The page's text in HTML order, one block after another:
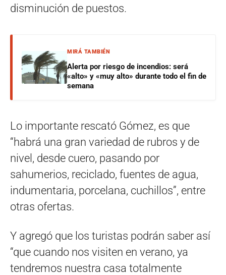
disminución de puestos.
MIRÁ TAMBIÉN
Alerta por riesgo de incendios: será
«alto» y «muy alto» durante todo el fin de
semana
Lo importante rescató Gómez, es que
“habrá una gran variedad de rubros y de
nivel, desde cuero, pasando por
sahumerios, reciclado, fuentes de agua,
indumentaria, porcelana, cuchillos”, entre
otras ofertas.
Y agregó que los turistas podrán saber así
“que cuando nos visiten en verano, ya
tendremos nuestra casa totalmente